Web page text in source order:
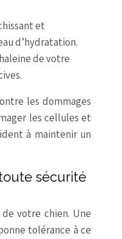
et
d’hydratation.
de votre
les dommages
les cellules et
à maintenir un
sécurité
votre chien. Une
tolérance à ce